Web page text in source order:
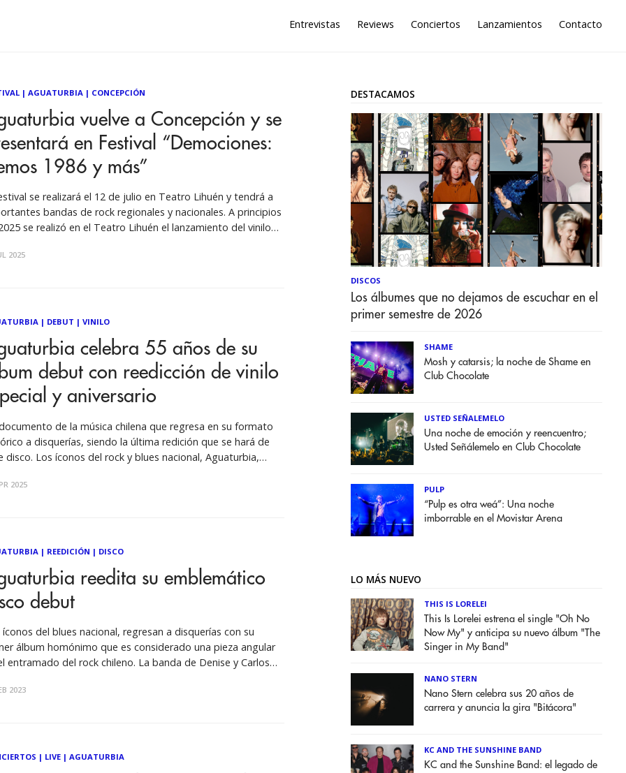
Entrevistas Reviews Conciertos Lanzamientos Contacto
| AGUATURBIA| CONCEPCIÓN
vuelve a Concepción y se
en Festival “Demociones:
1986 y más”
se realizará el 12 de julio en Teatro Lihuén y tendrá a
bandas de rock regionales y nacionales. A principios
se realizó en el Teatro Lihuén el lanzamiento del vinilo
el álbum completo en vivo,
2025
| DEBUT | VINILO
celebra 55 años de su
debut con reedicción de vinilo
y aniversario
de la música chilena que regresa en su formato
a disquerías, siendo la última redición que se hará de
disco. Los íconos del rock y blues nacional, Aguaturbia,
en formato vinilo, celebrando 55
2025
| REEDICIÓN | DISCO
reedita su emblemático
debut
íconos del blues nacional, regresan a disquerías con su
álbum homónimo que es considerado una pieza angular
entramado del rock chileno. La banda de Denise y Carlos
por años que su primer trabajo discográfico
2023
| LIVE| AGUATURBIA
DESTACAMOS
DISCOS
Los álbumes que no dejamos de escuchar en el
primer semestre de 2026
SHAME
Mosh y catarsis; la noche de Shame en
Club Chocolate
USTED SEÑALEMELO
Una noche de emoción y reencuentro;
Usted Señálemelo en Club Chocolate
PULP
“Pulp es otra weá”: Una noche
imborrable en el Movistar Arena
LO MÁS NUEVO
THIS IS LORELEI
This Is Lorelei estrena el single "Oh No
Now My" y anticipa su nuevo álbum "The
Singer in My Band"
NANO STERN
Nano Stern celebra sus 20 años de
carrera y anuncia la gira "Bitácora"
KC AND THE SUNSHINE BAND
KC and the Sunshine Band: el legado de